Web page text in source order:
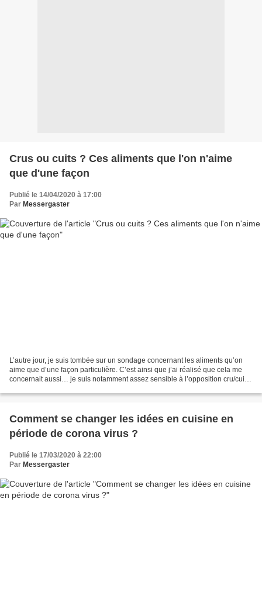
Crus ou cuits ? Ces aliments que l'on n'aime
que d'une façon
Publié le 14/04/2020 à 17:00
Par Messergaster
L’autre jour, je suis tombée sur un sondage concernant les aliments qu’on
aime que d’une façon particulière. C’est ainsi que j’ai réalisé que cela me
concernait aussi… je suis notamment assez sensible à l’opposition cru/cuit .
Comment se changer les idées en cuisine en
période de corona virus ?
Publié le 17/03/2020 à 22:00
Par Messergaster